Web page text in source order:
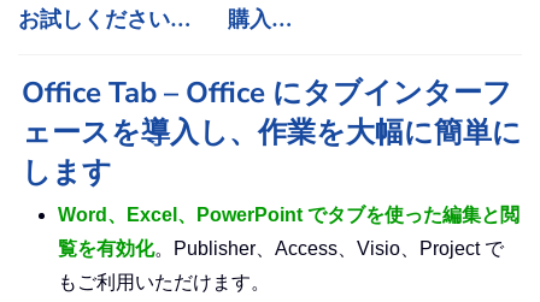
お試しください…
購入…
Office Tab – Office にタブインターフ
ェースを導入し、作業を大幅に簡単に
します
Word、Excel、PowerPoint でタブを使った編集と閲
覧を有効化。Publisher、Access、Visio、Project で
もご利用いただけます。